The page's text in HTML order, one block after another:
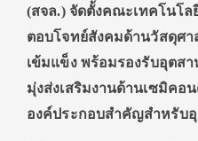
(สจล.) จัดตั้งคณะเทคโนโล
ตอบโจทย์สังคมด้านวัสดุศ
เข้มแข็ง พร้อมรองรับอุตส
มุ่งส่งเสริมงานด้านเซมิคอ
องค์ประกอบสำคัญสำหรับ